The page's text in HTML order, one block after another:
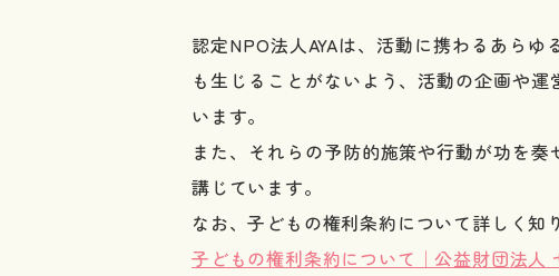
認定NPO法人AYAは、活動に携わるあら
も生じることがないよう、活動の企画や
います。
また、それらの予防的施策や行動が功を
講じています。
なお、子どもの権利条約について詳しく知
子どもの権利条約について｜公益財団法人